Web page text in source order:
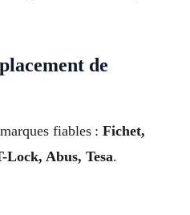
de
fiables : Fichet,
Abus, Tesa.